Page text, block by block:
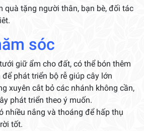
quà tặng người thân, bạn bè, đối tác
sóc
giữ ẩm cho đất, có thể bón thêm
phát triển bộ rễ giúp cây lớn
xuyên cắt bỏ các nhánh không cần,
phát triển theo ý muốn.
nhiều nắng và thoáng để hấp thụ
tốt.